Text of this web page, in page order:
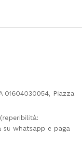
7,75€
01604030054, Piazza
su whatsapp e paga